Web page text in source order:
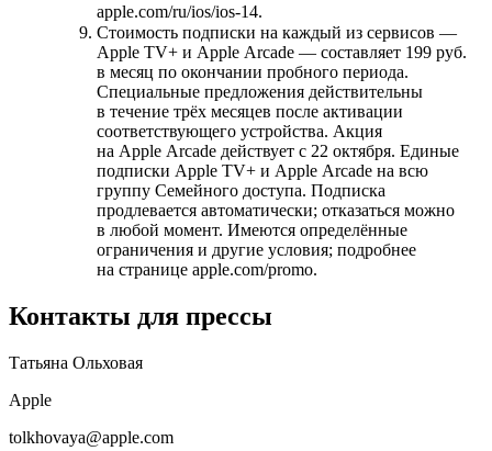
apple.com/ru/ios/ios-14.
Стоимость подписки на каждый из сервисов —
Apple TV+ и Apple Arcade — составляет 199 руб.
в месяц по окончании пробного периода.
Специальные предложения действительны
в течение трёх месяцев после активации
соответствующего устройства. Акция
на Apple Arcade действует с 22 октября. Единые
подписки Apple TV+ и Apple Arcade на всю
группу Семейного доступа. Подписка
продлевается автоматически; отказаться можно
в любой момент. Имеются определённые
ограничения и другие условия; подробнее
на странице apple.com/promo.
Контакты для прессы
Татьяна Ольховая
Apple
tolkhovaya@apple.com